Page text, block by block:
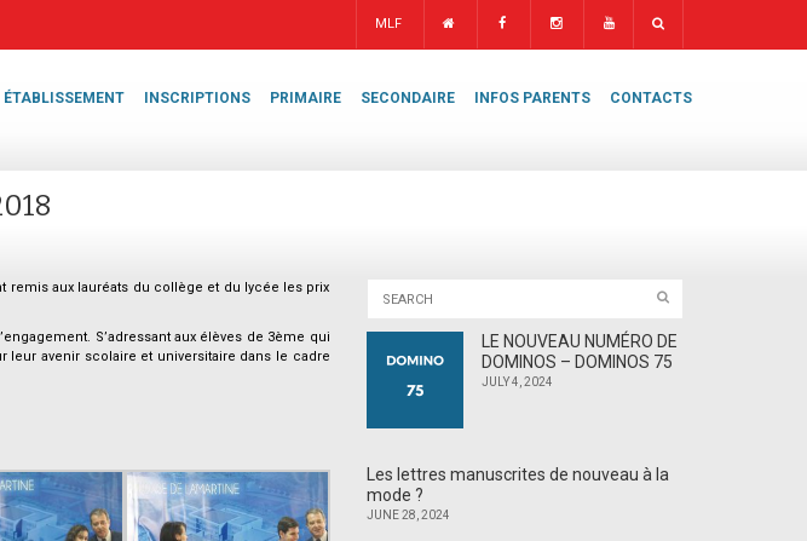
MLF
ÉTABLISSEMENT INSCRIPTIONS PRIMAIRE SECONDAIRE INFOS PARENTS CONTACTS
remis aux lauréats du collège et du lycée les prix
S’adressant aux élèves de 3ème qui
avenir scolaire et universitaire dans le cadre
LE NOUVEAU NUMÉRO DE
DOMINOS – DOMINOS 75
JULY 4, 2024
Les lettres manuscrites de nouveau à la
mode ?
JUNE 28, 2024